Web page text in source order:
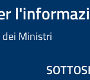
dei Ministri